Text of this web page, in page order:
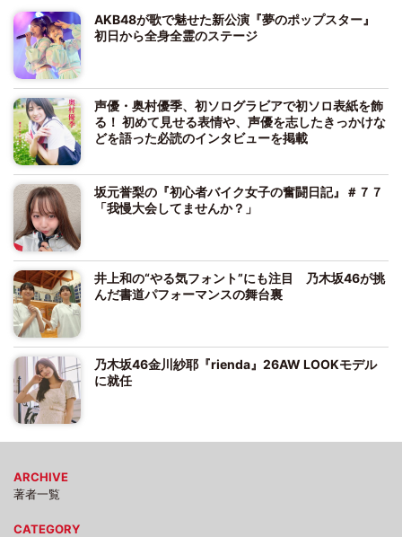
AKB48が歌で魅せた新公演『夢のポップスター』
初日から全身全霊のステージ
声優・奥村優季、初ソログラビアで初ソロ表紙を飾
る！ 初めて見せる表情や、声優を志したきっかけな
どを語った必読のインタビューを掲載
坂元誉梨の『初心者バイク女子の奮闘日記』＃７７
「我慢大会してませんか？」
井上和の“やる気フォント”にも注目 乃木坂46が挑
んだ書道パフォーマンスの舞台裏
乃木坂46金川紗耶『rienda』26AW LOOKモデル
に就任
ARCHIVE
著者一覧
CATEGORY